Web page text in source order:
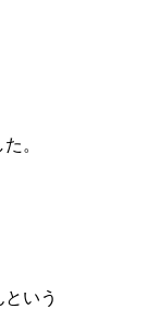
。
いう